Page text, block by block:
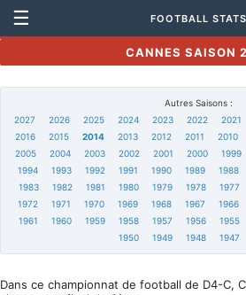
☰ FOOTBALL STATS
CANNES SAISON
Autres Saisons :
2027
2026 2025 2024 2023 2022 2021
2016
2015 2014 2013 2012 2011 2010
2005
2004 2003 2002 2001 2000 1999
1994
1993 1992 1991 1990 1989 1988
1983
1982 1981 1980 1979 1978 1977
1972
1971 1970 1969 1968 1967 1966
1961
1960 1959 1958 1957 1956 1955
1950
1949 1948 1947
Dans ce championnat de football de D4-C,